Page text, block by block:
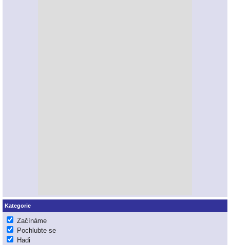
Kategorie
Začínáme
Pochlubte se
Hadi